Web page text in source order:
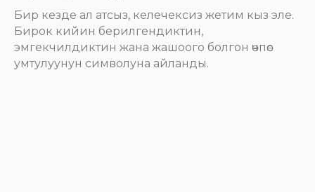
Бир кезде ал атсыз, келечексиз жетим кыз эле.
Бирок кийин берилгендиктин,
эмгекчилдиктин жана жашоого болгон өчпөс
умтулуунун символуна айланды.